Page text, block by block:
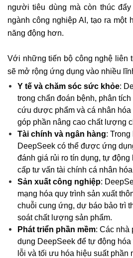
người tiêu dùng mà còn thúc
ngành công nghiệp AI, tạo ra một
năng động hơn.
Với những tiến bộ công nghệ liên
sẽ mở rộng ứng dụng vào nhiều
Y tế và chăm sóc sức khỏe:
trong chẩn đoán bệnh, phân
cứu dược phẩm và cá nhân
góp phần nâng cao chất lượng
Tài chính và ngân hàng:
DeepSeek có thể được ứng
đánh giá rủi ro tín dụng, tự động
cấp tư vấn tài chính cá nhân
Sản xuất công nghiệp:
mạng hóa quy trình sản xuất
chuỗi cung ứng, dự báo bảo trì
soát chất lượng sản phẩm.
Phát triển phần mềm: Các nhà
dụng DeepSeek để tự động
lỗi và tối ưu hóa hiệu suất phần